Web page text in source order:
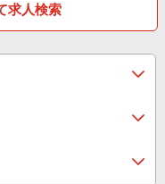
求人検索